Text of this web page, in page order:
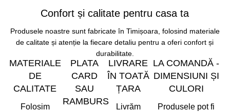
Confort și calitate pentru casa ta
Produsele noastre sunt fabricate în Timișoara, folosind materiale
de calitate și atenție la fiecare detaliu pentru a oferi confort și
durabilitate.
MATERIALE
DE
CALITATE
Folosim
PLATA
CARD
SAU
RAMBURS
LIVRARE
ÎN TOATĂ
ȚARA
Livrăm
LA COMANDĂ -
DIMENSIUNI ȘI
CULORI
Produsele pot fi